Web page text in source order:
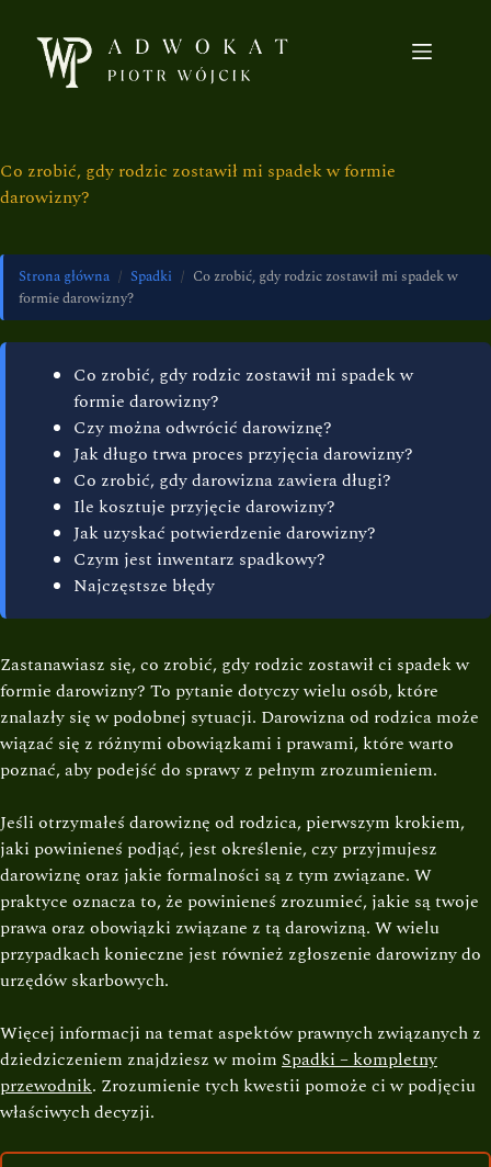
Co zrobić, gdy rodzic zostawił mi spadek w formie
darowizny?
Strona główna / Spadki / Co zrobić, gdy rodzic zostawił mi spadek w
formie darowizny?
Co zrobić, gdy rodzic zostawił mi spadek w
formie darowizny?
Czy można odwrócić darowiznę?
Jak długo trwa proces przyjęcia darowizny?
Co zrobić, gdy darowizna zawiera długi?
Ile kosztuje przyjęcie darowizny?
Jak uzyskać potwierdzenie darowizny?
Czym jest inwentarz spadkowy?
Najczęstsze błędy
Zastanawiasz się, co zrobić, gdy rodzic zostawił ci spadek w
formie darowizny? To pytanie dotyczy wielu osób, które
znalazły się w podobnej sytuacji. Darowizna od rodzica może
wiązać się z różnymi obowiązkami i prawami, które warto
poznać, aby podejść do sprawy z pełnym zrozumieniem.
Jeśli otrzymałeś darowiznę od rodzica, pierwszym krokiem,
jaki powinieneś podjąć, jest określenie, czy przyjmujesz
darowiznę oraz jakie formalności są z tym związane. W
praktyce oznacza to, że powinieneś zrozumieć, jakie są twoje
prawa oraz obowiązki związane z tą darowizną. W wielu
przypadkach konieczne jest również zgłoszenie darowizny do
urzędów skarbowych.
Więcej informacji na temat aspektów prawnych związanych z
dziedziczeniem znajdziesz w moim Spadki – kompletny
przewodnik. Zrozumienie tych kwestii pomoże ci w podjęciu
właściwych decyzji.